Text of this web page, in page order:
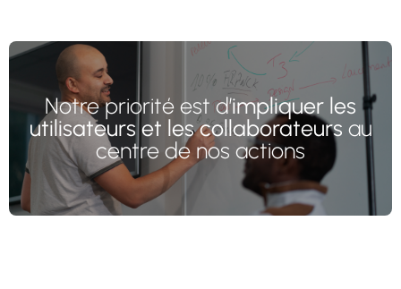
Notre priorité est d’impliquer les
utilisateurs et les collaborateurs au
centre de nos actions​